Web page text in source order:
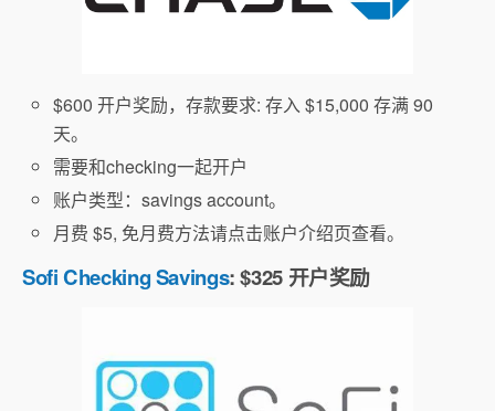
$600 开户奖励，存款要求: 存入 $15,000 存满 90
天。
需要和checking一起开户
账户类型：savings account。
月费 $5, 免月费方法请点击账户介绍页查看。
Sofi Checking Savings: $325 开户奖励